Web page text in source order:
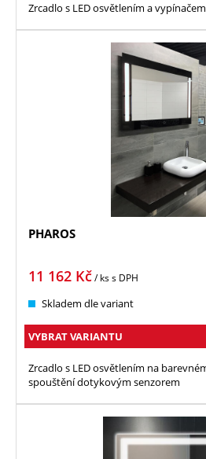
Zrcadlo s LED osvětlením a vypínačem
PHAROS
11 162 Kč/ kss DPH
Skladem dle variant
VYBRAT VARIANTU
Zrcadlo s LED osvětlením na
spouštění dotykovým senzorem